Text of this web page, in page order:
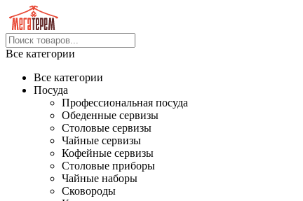
Все категории
Все категории
Посуда
Профессиональная посуда
Обеденные сервизы
Столовые сервизы
Чайные сервизы
Кофейные сервизы
Столовые приборы
Чайные наборы
Сковороды